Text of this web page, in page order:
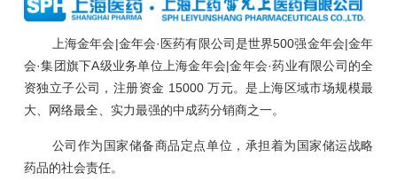
上海金年会|金年会·医药有限公司是世界500强金年会|金年
会·集团旗下A级业务单位上海金年会|金年会·药业有限公司的全
资独立子公司，注册资金 15000 万元。是上海区域市场规模最
大、网络最全、实力最强的中成药分销商之一。
公司作为国家储备商品定点单位，承担着为国家储运战略
药品的社会责任。